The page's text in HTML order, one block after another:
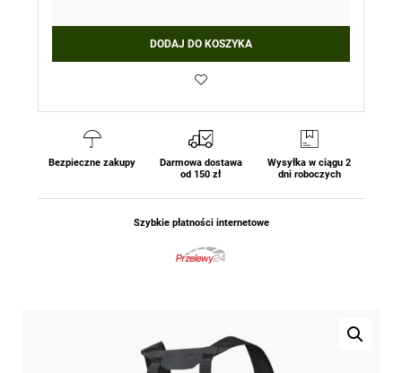
DODAJ DO KOSZYKA
Bezpieczne zakupy
Darmowa dostawa
od 150 zł
Wysyłka w ciągu 2
dni roboczych
Szybkie płatności internetowe